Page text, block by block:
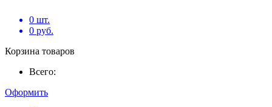
0 шт.
0 руб.
Корзина товаров
Всего:
Оформить